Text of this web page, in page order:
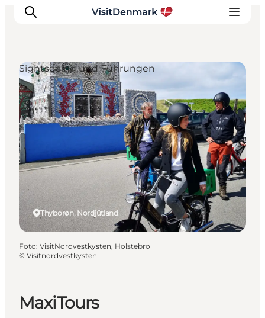
Inspiration
Regionen
Erlebnisse
Unterkünfte
Reiseplanung
MaxiTours
Thyborøn, Nordjütland
Sightseeing und Führungen
Foto: VisitNordvestkysten, Holstebro
© Visitnordvestkysten